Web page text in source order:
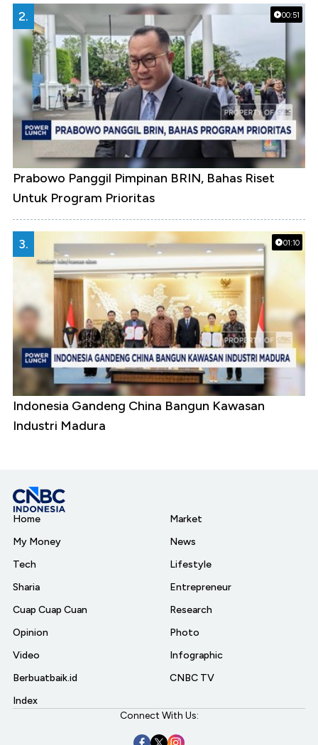
00:51
2.
Prabowo Panggil Pimpinan BRIN, Bahas Riset
Untuk Program Prioritas
01:10
3.
Indonesia Gandeng China Bangun Kawasan
Industri Madura
Home
My Money
Tech
Sharia
Cuap Cuap Cuan
Opinion
Video
Berbuatbaik.id
Index
Market
News
Lifestyle
Entrepreneur
Research
Photo
Infographic
CNBC TV
Connect With Us: